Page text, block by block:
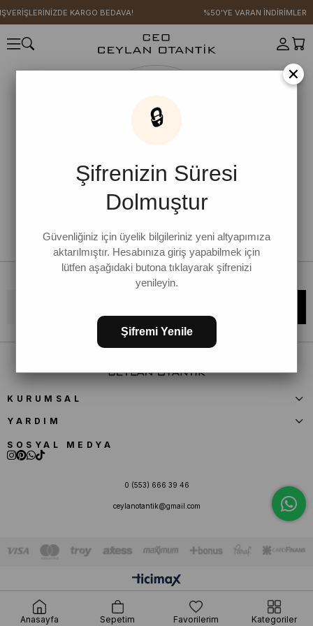
KARGO BEDAVA! %50'YE VARAN İNDİRİMLER
Bültene kaydolun, kampanya ve yenilikleri kaçırmayın!
KURUMSAL
YARDIM
SOSYAL MEDYA
0 (553) 666 39 46
ceylanotantik@gmail.com
×
🔒
Şifrenizin Süresi
Dolmuştur
Güvenliğiniz için üyelik bilgileriniz yeni altyapımıza
aktarılmıştır. Hesabınıza giriş yapabilmek için
lütfen aşağıdaki butona tıklayarak şifrenizi
yenileyin.
Şifremi Yenile
Anasayfa Sepetim Favorilerim Kategoriler